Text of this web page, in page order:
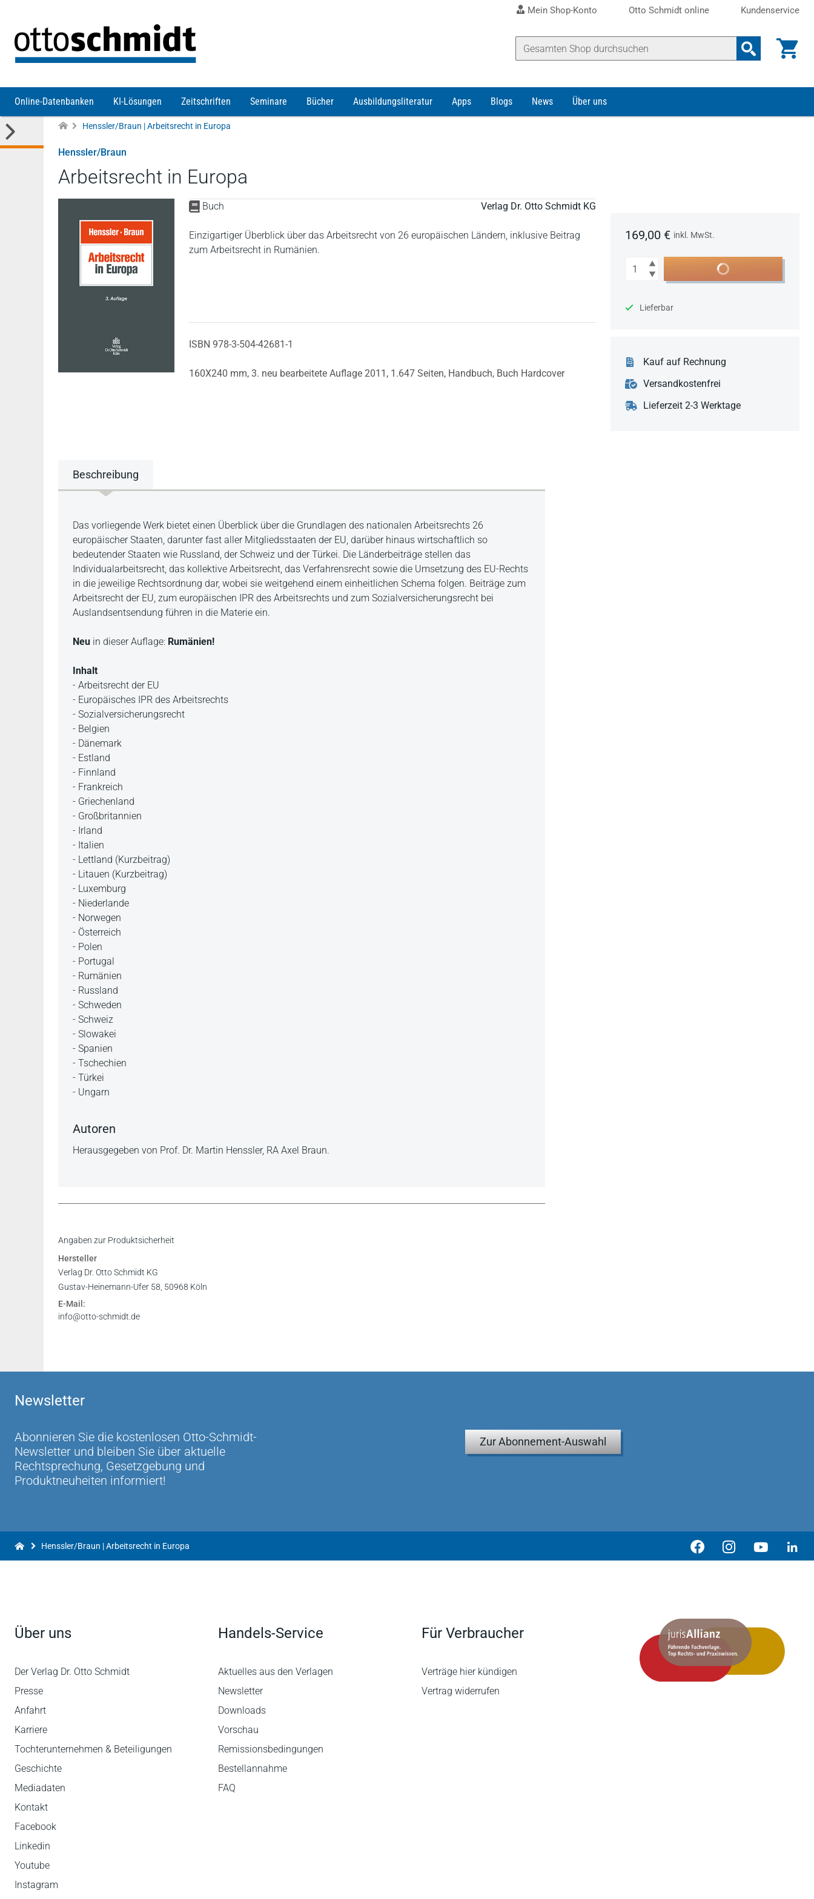
Mein Shop-Konto Otto Schmidt online Kundenservice
Online-Datenbanken KI-Lösungen Zeitschriften Seminare Bücher Ausbildungsliteratur Apps Blogs News Über uns
Henssler/Braun | Arbeitsrecht in Europa
Henssler/Braun
Arbeitsrecht in Europa
Buch Verlag Dr. Otto Schmidt KG
Einzigartiger Überblick über das Arbeitsrecht von 26 europäischen Ländern, inklusive Beitrag
zum Arbeitsrecht in Rumänien.
ISBN 978-3-504-42681-1
160X240 mm, 3. neu bearbeitete Auflage 2011, 1.647 Seiten, Handbuch, Buch Hardcover
169,00 € inkl. MwSt.
Anzahl In den Warenkorb
Lieferbar
Kauf auf Rechnung
Versandkostenfrei
Lieferzeit 2-3 Werktage
Beschreibung
Beschreibung
Das vorliegende Werk bietet einen Überblick über die Grundlagen des nationalen Arbeitsrechts 26
europäischer Staaten, darunter fast aller Mitgliedsstaaten der EU, darüber hinaus wirtschaftlich so
bedeutender Staaten wie Russland, der Schweiz und der Türkei. Die Länderbeiträge stellen das
Individualarbeitsrecht, das kollektive Arbeitsrecht, das Verfahrensrecht sowie die Umsetzung des EU-Rechts
in die jeweilige Rechtsordnung dar, wobei sie weitgehend einem einheitlichen Schema folgen. Beiträge zum
Arbeitsrecht der EU, zum europäischen IPR des Arbeitsrechts und zum Sozialversicherungsrecht bei
Auslandsentsendung führen in die Materie ein.
Neu in dieser Auflage: Rumänien!
Inhalt
- Arbeitsrecht der EU
- Europäisches IPR des Arbeitsrechts
- Sozialversicherungsrecht
- Belgien
- Dänemark
- Estland
- Finnland
- Frankreich
- Griechenland
- Großbritannien
- Irland
- Italien
- Lettland (Kurzbeitrag)
- Litauen (Kurzbeitrag)
- Luxemburg
- Niederlande
- Norwegen
- Österreich
- Polen
- Portugal
- Rumänien
- Russland
- Schweden
- Schweiz
- Slowakei
- Spanien
- Tschechien
- Türkei
- Ungarn
Autoren
Herausgegeben von Prof. Dr. Martin Henssler, RA Axel Braun.
Angaben zur Produktsicherheit
Hersteller
Verlag Dr. Otto Schmidt KG
Gustav-Heinemann-Ufer 58, 50968 Köln
E-Mail:
info@otto-schmidt.de
Newsletter
Abonnieren Sie die kostenlosen Otto-Schmidt-
Newsletter und bleiben Sie über aktuelle
Rechtsprechung, Gesetzgebung und
Produktneuheiten informiert!
Zur Abonnement-Auswahl
Henssler/Braun | Arbeitsrecht in Europa
Über uns
Der Verlag Dr. Otto Schmidt
Presse
Anfahrt
Karriere
Tochterunternehmen & Beteiligungen
Geschichte
Mediadaten
Kontakt
Facebook
Linkedin
Youtube
Instagram
Handels-Service
Aktuelles aus den Verlagen
Newsletter
Downloads
Vorschau
Remissionsbedingungen
Bestellannahme
FAQ
Für Verbraucher
Verträge hier kündigen
Vertrag widerrufen